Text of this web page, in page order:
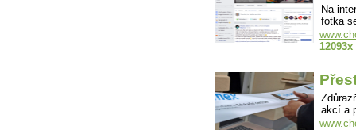
Na
fotka
12093x
akcí a